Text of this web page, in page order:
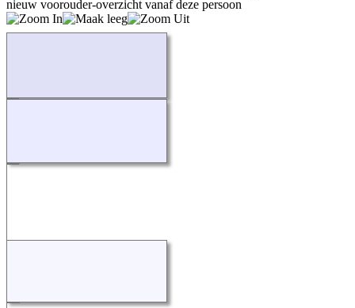
nieuw voorouder-overzicht vanaf deze persoon